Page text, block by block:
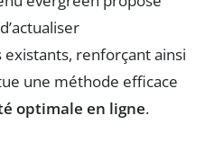
renforçant ainsi
une méthode efficace
optimale en ligne.